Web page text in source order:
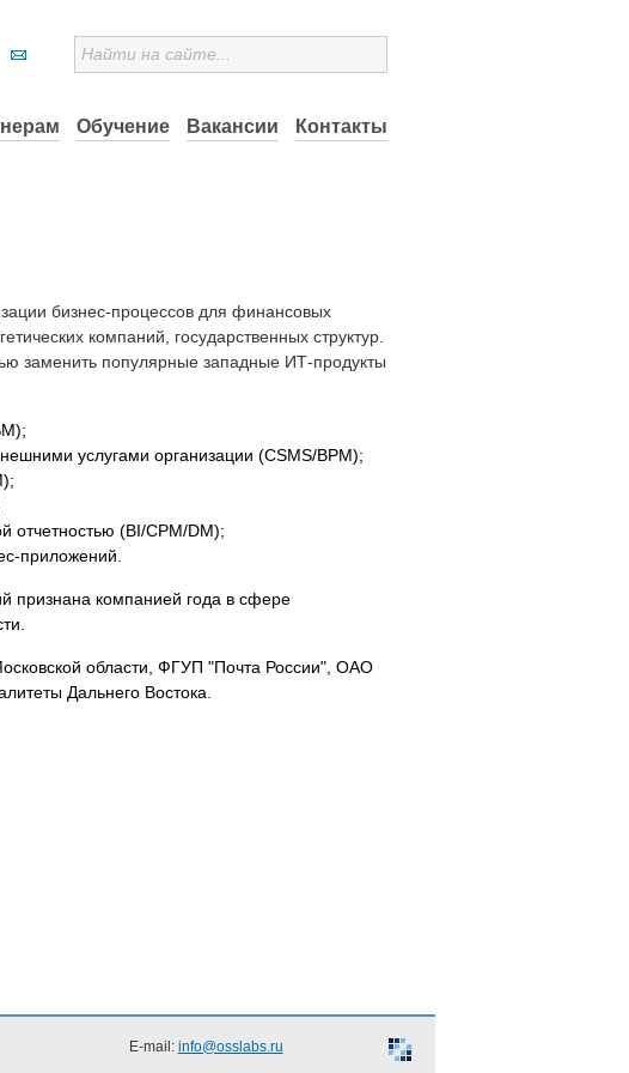
Обучение Вакансии Контакты
бизнес-процессов для финансовых
компаний, государственных структур.
заменить популярные западные ИТ-продукты
услугами организации (CSMS/BPM);
отчетностью (BI/CPM/DM);
приложений.
признана компанией года в сфере
области, ФГУП "Почта России", ОАО
Дальнего Востока.
E-mail: info@osslabs.ru